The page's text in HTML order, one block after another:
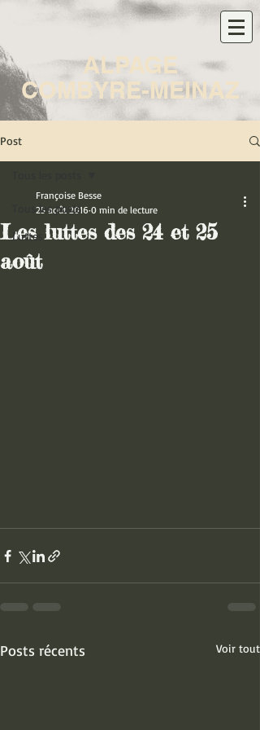
ALPAGE
COMBYRE-MEINAZ
Post
Tous les posts
Luttes
Les luttes des 24 et 25
août
Françoise Besse
25 août 2016 0 min de lecture
Posts récents Voir tout